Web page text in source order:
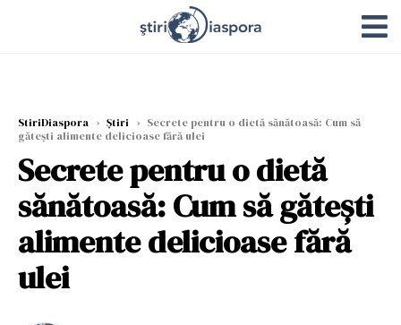
StiriDiaspora › Știri › Secrete pentru o dietă sănătoasă: Cum să
gătești alimente delicioase fără ulei
Secrete pentru o dietă
sănătoasă: Cum să gătești
alimente delicioase fără
ulei